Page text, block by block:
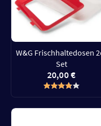
W&G Frischhaltedosen
Set
20,00 €